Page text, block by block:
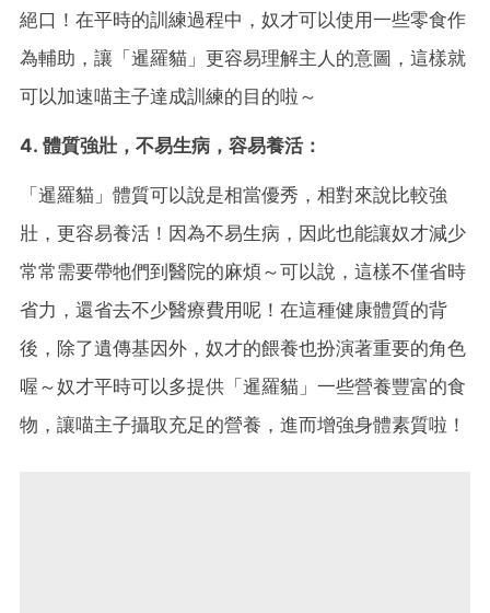
絕口！在平時的訓練過程中，奴才可以使用一些零食作
為輔助，讓「暹羅貓」更容易理解主人的意圖，這樣就
可以加速喵主子達成訓練的目的啦～
4. 體質強壯，不易生病，容易養活：
「暹羅貓」體質可以說是相當優秀，相對來說比較強
壯，更容易養活！因為不易生病，因此也能讓奴才減少
常常需要帶牠們到醫院的麻煩～可以說，這樣不僅省時
省力，還省去不少醫療費用呢！在這種健康體質的背
後，除了遺傳基因外，奴才的餵養也扮演著重要的角色
喔～奴才平時可以多提供「暹羅貓」一些營養豐富的食
物，讓喵主子攝取充足的營養，進而增強身體素質啦！